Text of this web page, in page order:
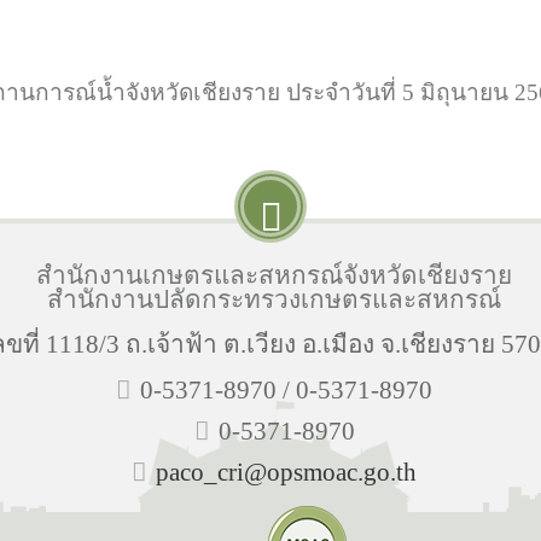
านการณ์น้ำจังหวัดเชียงราย ประจำวันที่ 5 มิถุนายน
สำนักงานเกษตรและสหกรณ์จังหวัดเชียงราย
สำนักงานปลัดกระทรวงเกษตรและสหกรณ์
ขที่ 1118/3 ถ.เจ้าฟ้า ต.เวียง อ.เมือง จ.เชียงราย
0-5371-8970 / 0-5371-8970
0-5371-8970
paco_cri@opsmoac.go.th